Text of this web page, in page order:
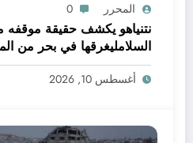
المحرر 0
نتنياهو يكشف حقيقة
السلامليغرقها في بحر من
الماراثونية والعقيمة
أغسطس 10, 2026